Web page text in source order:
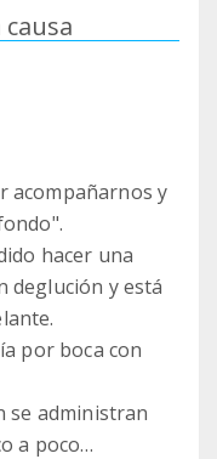
acompañarnos y
hacer una
deglución y está
por boca con
se administran
a poco…